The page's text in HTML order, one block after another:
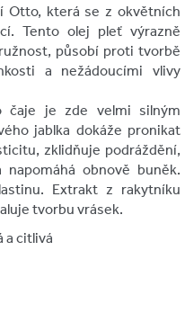
Otto, která se z okvětních
Tento olej pleť výrazně
působí proti tvorbě
a nežádoucími vlivy
čaje je zde velmi silným
jablka dokáže pronikat
zklidňuje podráždění,
obnově buněk.
Extrakt z rakytníku
tvorbu vrásek.
a citlivá